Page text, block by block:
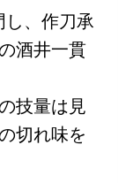
、作刀承
酒井一貫
技量は見
切れ味を